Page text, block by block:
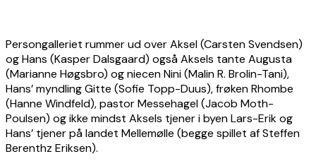
Persongalleriet rummer ud over Aksel (Carsten Svendsen)
og Hans (Kasper Dalsgaard) også Aksels tante Augusta
(Marianne Høgsbro) og niecen Nini (Malin R. Brolin-Tani),
Hans’ myndling Gitte (Sofie Topp-Duus), frøken Rhombe
(Hanne Windfeld), pastor Messehagel (Jacob Moth-
Poulsen) og ikke mindst Aksels tjener i byen Lars-Erik og
Hans’ tjener på landet Mellemølle (begge spillet af Steffen
Berenthz Eriksen).